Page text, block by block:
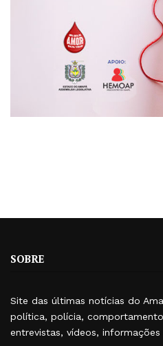
SOBRE
Site das últimas notícias do
política, polícia,
entrevistas, vídeos,